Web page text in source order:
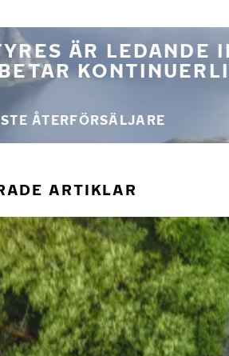
ÄR LEDANDE
ÅTERFÖRSÄLJARE
ARTIKLAR